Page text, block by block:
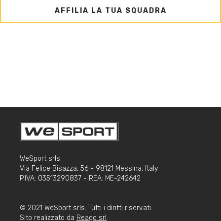
AFFILIA LA TUA SQUADRA
WeSport srls
Via Felice Bisazza, 56 - 98121 Messina, Italy
P.IVA: 03513290837 - REA: ME-242642
© 2021 WeSport srls. Tutti i diritti riservati.
Sito realizzato da Reago srl .